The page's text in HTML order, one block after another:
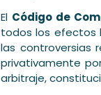
El Código de
todos los efectos
las controversias
privativamente
arbitraje,